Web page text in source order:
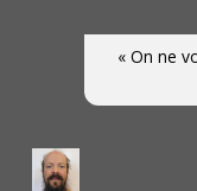
« On ne